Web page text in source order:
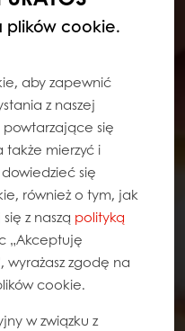
plików cookie.
aby zapewnić
z naszej
się
mierzyć i
się
również o tym, jak
z naszą polityką
„Akceptuję
wyrażasz zgodę na
cookie.
w związku z